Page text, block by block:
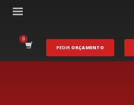
PEDIR ORÇAMENTO